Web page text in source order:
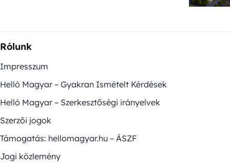
Rólunk
Impresszum
Helló Magyar – Gyakran Ismételt Kérdések
Helló Magyar – Szerkesztőségi irányelvek
Szerzői jogok
Támogatás: hellomagyar.hu – ÁSZF
Jogi közlemény